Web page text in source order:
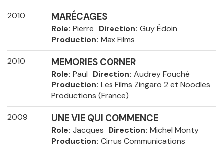
2010 MARÉCAGES
Role Pierre Direction Guy Édoin
Production Max Films
2010 MEMORIES CORNER
Role Paul Direction Audrey Fouché
Production Les Films Zingaro 2 et Noodles
Productions (France)
2009 UNE VIE QUI COMMENCE
Role Jacques Direction Michel Monty
Production Cirrus Communications